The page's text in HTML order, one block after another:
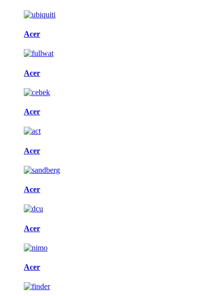
Acer
Acer
Acer
Acer
Acer
Acer
Acer